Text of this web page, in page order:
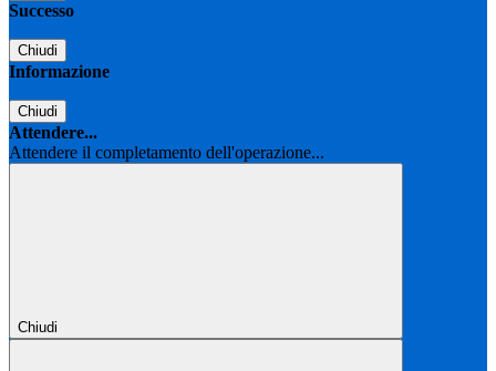
Successo
Chiudi
Informazione
Chiudi
Attendere...
Attendere il completamento dell'operazione...
Chiudi